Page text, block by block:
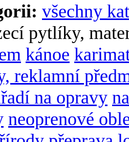
všechny
pytlíky,
kánoe
reklamní
na opravy
neoprenové